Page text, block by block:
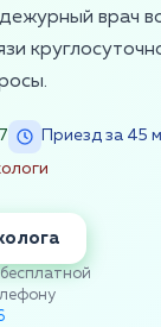
врач
Приезд за 45